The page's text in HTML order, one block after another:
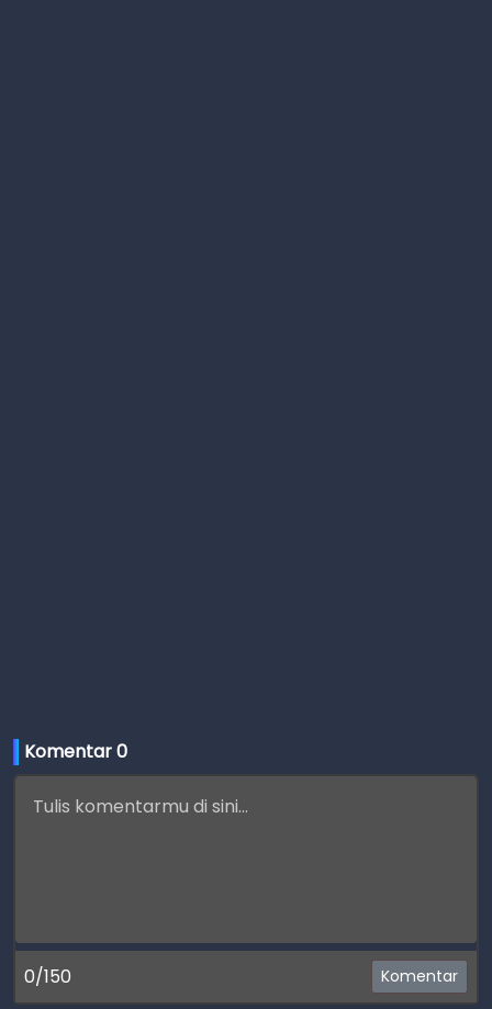
Komentar 0
0/150 Komentar